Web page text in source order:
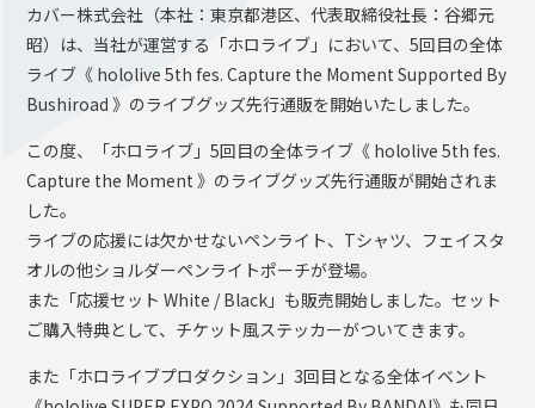
サポーターガイドライン
カバー株式会社（本社：東京都港区、代表取締役社長：谷郷元
昭）は、当社が運営する「ホロライブ」において、5回目の全体
ライブ《 hololive 5th fes. Capture the Moment Supported By
Bushiroad 》のライブグッズ先行通販を開始いたしました。
この度、「ホロライブ」5回目の全体ライブ《 hololive 5th fes.
Capture the Moment 》のライブグッズ先行通販が開始されま
した。
ライブの応援には欠かせないペンライト、Tシャツ、フェイスタ
オルの他ショルダーペンライトポーチが登場。
また「応援セット White / Black」も販売開始しました。セット
ご購入特典として、チケット風ステッカーがついてきます。
また「ホロライブプロダクション」3回目となる全体イベント